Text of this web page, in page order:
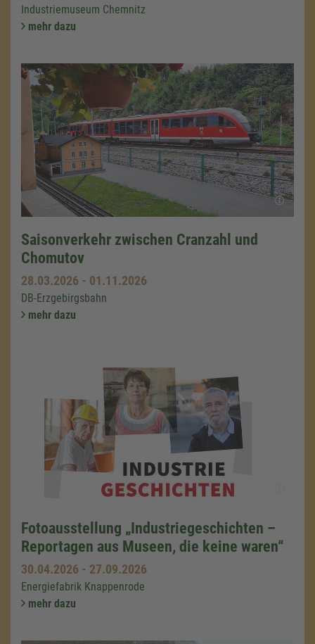
Industriemuseum Chemnitz
mehr dazu
Saisonverkehr zwischen Cranzahl und
Chomutov
28.03.2026 - 01.11.2026
DB-Erzgebirgsbahn
mehr dazu
Fotoausstellung „Industriegeschichten –
Reportagen aus Museen, die keine waren“
30.04.2026 - 27.09.2026
Energiefabrik Knappenrode
mehr dazu